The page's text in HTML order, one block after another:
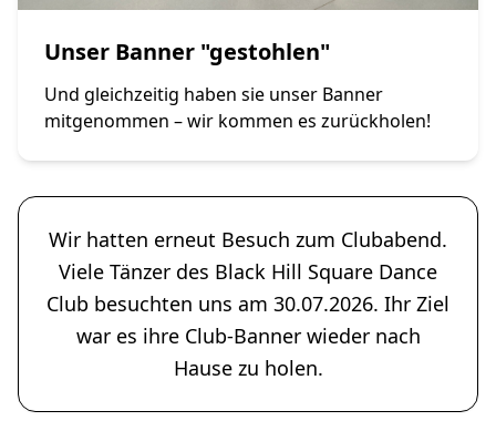
Unser Banner "gestohlen"
Und gleichzeitig haben sie unser Banner
mitgenommen – wir kommen es zurückholen!
Wir hatten erneut Besuch zum Clubabend.
Viele Tänzer des Black Hill Square Dance
Club besuchten uns am 30.07.2026. Ihr Ziel
war es ihre Club-Banner wieder nach
Hause zu holen.